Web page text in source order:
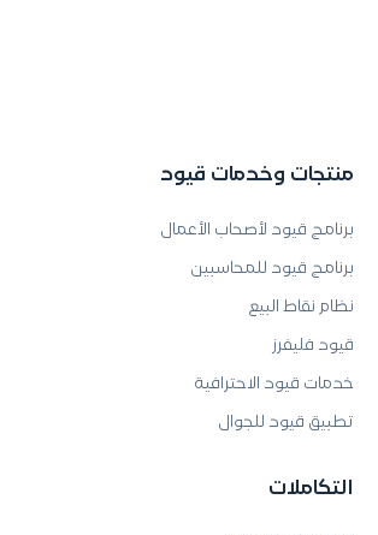
منتجات وخدمات قيود
برنامج قيود لأصحاب الأعمال
برنامج قيود للمحاسبين
نظام نقاط البيع
قيود فليفرز
خدمات قيود الاحترافية
تطبيق قيود للجوال
التكاملات